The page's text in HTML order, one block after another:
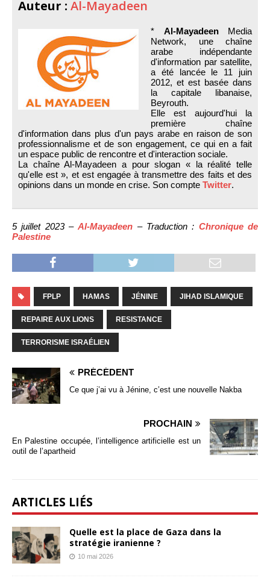
Auteur : Al-Mayadeen
* Al-MayadeenMedia
Network, une chaîne
arabe indépendante
d'information par satellite,
a été lancée le 11 juin
2012, et est basée dans
la capitale libanaise,
Beyrouth.
Elle est aujourd'hui la
première chaîne
d'information dans plus d'un pays arabe en raison de son
professionnalisme et de son engagement, ce qui en a fait
un espace public de rencontre et d'interaction sociale.
La chaîne Al-Mayadeen a pour slogan « la réalité telle
qu'elle est », et est engagée à transmettre des faits et des
opinions dans un monde en crise. Son compte Twitter.
5 juillet 2023 –Al-Mayadeen – Traduction : Chronique de
Palestine
FPLP HAMAS JÉNINE JIHAD ISLAMIQUE
REPAIRE AUX LIONS RESISTANCE
TERRORISME ISRAÉLIEN
PRÉCÉDENT
Ce que j’ai vu à Jénine, c’est une nouvelle Nakba
PROCHAIN
En Palestine occupée, l’intelligence artificielle est un
outil de l’apartheid
ARTICLES LIÉS
Quelle est la place de Gaza dans la
stratégie iranienne ?
10 mai 2026